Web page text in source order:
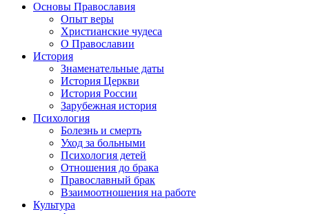
Основы Православия
Опыт веры
Христианские чудеса
О Православии
История
Знаменательные даты
История Церкви
История России
Зарубежная история
Психология
Болезнь и смерть
Уход за больными
Психология детей
Отношения до брака
Православный брак
Взаимоотношения на работе
Культура